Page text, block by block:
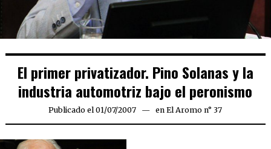
El primer privatizador. Pino Solanas y la
industria automotriz bajo el peronismo
Publicado el 01/07/2007 23/03/2020
en El Aromo n° 37